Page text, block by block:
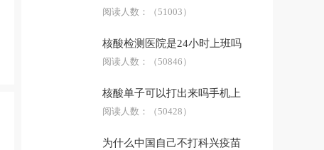
阅读人数： （51003）
核酸检测医院是24小时上班吗
阅读人数： （50846）
核酸单子可以打出来吗手机上
阅读人数： （50428）
为什么中国自己不打科兴疫苗